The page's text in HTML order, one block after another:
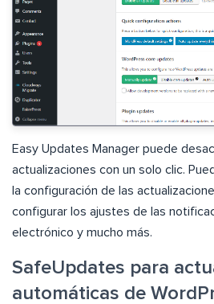
Easy Updates Manager puede
actualizaciones con un solo clic.
la configuración de las
configurar los ajustes de las
electrónico y mucho más.
SafeUpdates para
automáticas de